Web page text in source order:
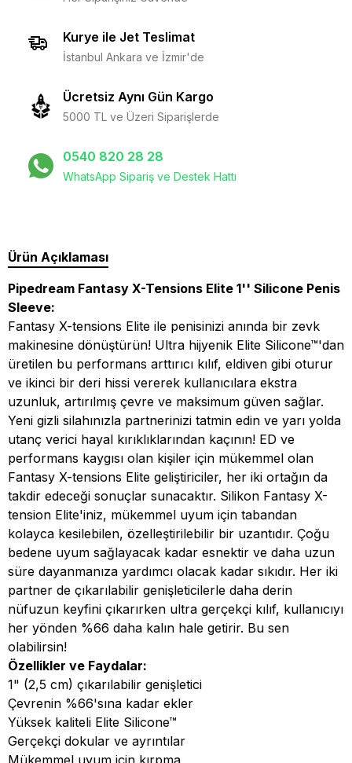
Kurye ile Jet Teslimat
İstanbul Ankara ve İzmir'de
Ücretsiz Aynı Gün Kargo
5000 TL ve Üzeri Siparişlerde
0540 820 28 28
WhatsApp Sipariş ve Destek Hattı
Ürün Açıklaması
Pipedream Fantasy X-Tensions Elite 1'' Silicone Penis
Sleeve:
Fantasy X-tensions Elite ile penisinizi anında bir zevk
makinesine dönüştürün! Ultra hijyenik Elite Silicone™'dan
üretilen bu performans arttırıcı kılıf, eldiven gibi oturur
ve ikinci bir deri hissi vererek kullanıcılara ekstra
uzunluk, artırılmış çevre ve maksimum güven sağlar.
Yeni gizli silahınızla partnerinizi tatmin edin ve yarı yolda
utanç verici hayal kırıklıklarından kaçının! ED ve
performans kaygısı olan kişiler için mükemmel olan
Fantasy X-tensions Elite geliştiriciler, her iki ortağın da
takdir edeceği sonuçlar sunacaktır. Silikon Fantasy X-
tension Elite'iniz, mükemmel uyum için tabandan
kolayca kesilebilen, özelleştirilebilir bir uzantıdır. Çoğu
bedene uyum sağlayacak kadar esnektir ve daha uzun
süre dayanmanıza yardımcı olacak kadar sıkıdır. Her iki
partner de çıkarılabilir genişleticilerle daha derin
nüfuzun keyfini çıkarırken ultra gerçekçi kılıf, kullanıcıyı
her yönden %66 daha kalın hale getirir. Bu sen
olabilirsin!
Özellikler ve Faydalar:
1" (2,5 cm) çıkarılabilir genişletici
Çevrenin %66'sına kadar ekler
Yüksek kaliteli Elite Silicone™
Gerçekçi dokular ve ayrıntılar